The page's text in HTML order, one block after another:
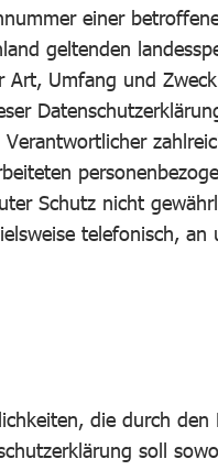
einer
geltenden
Art, Umfang und
Schutz nicht
telefonisch, an
die durch den
soll